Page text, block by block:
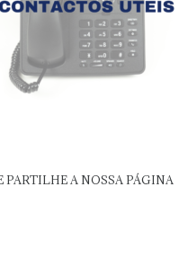
PARTILHE A NOSSA PÁGINA